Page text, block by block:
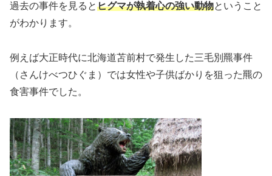
過去の事件を見るとヒグマが執着心の強い動物ということ
がわかります。
例えば大正時代に北海道苫前村で発生した三毛別羆事件
（さんけべつひぐま）では女性や子供ばかりを狙った羆の
食害事件でした。